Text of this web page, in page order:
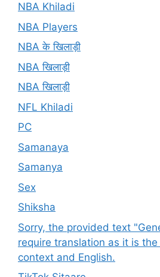
NBA Khiladi
NBA Players
NBA के खिलाड़ी
NBA खिलाड़ी
NBA खिलाड़ी
NFL Khiladi
PC
Samanaya
Samanya
Sex
Shiksha
Sorry, the provided text
require translation as it is
context and English.